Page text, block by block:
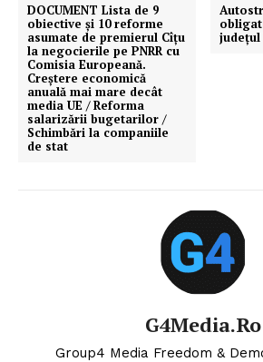
DOCUMENT Lista de 9
obiective și 10 reforme
asumate de premierul Cîțu
la negocierile pe PNRR cu
Comisia Europeană.
Creștere economică
anuală mai mare decât
media UE / Reforma
salarizării bugetarilor /
Schimbări la companiile
de stat
judeţul
G4Media.ro
Group4 Media Freedom &